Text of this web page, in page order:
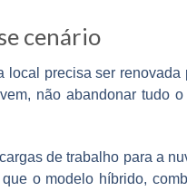
cenário
local precisa ser
não abandonar tudo
de trabalho para a
o modelo híbrido,